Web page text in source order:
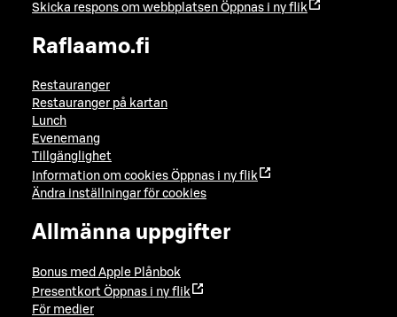
Skicka respons om webbplatsen Öppnas i ny flik
Raflaamo.fi
Restauranger
Restauranger på kartan
Lunch
Evenemang
Tillgänglighet
Information om cookies Öppnas i ny flik
Ändra inställningar för cookies
Allmänna uppgifter
Bonus med Apple Plånbok
Presentkort Öppnas i ny flik
För medier